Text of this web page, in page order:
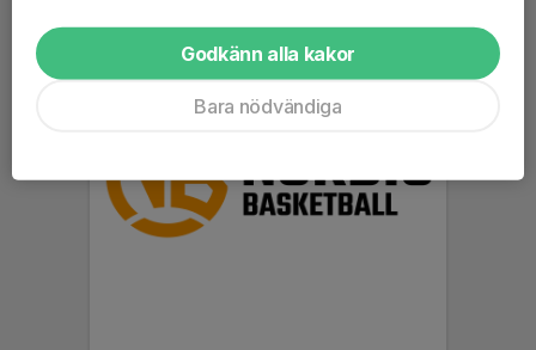
Godkänn alla kakor
Bara nödvändiga